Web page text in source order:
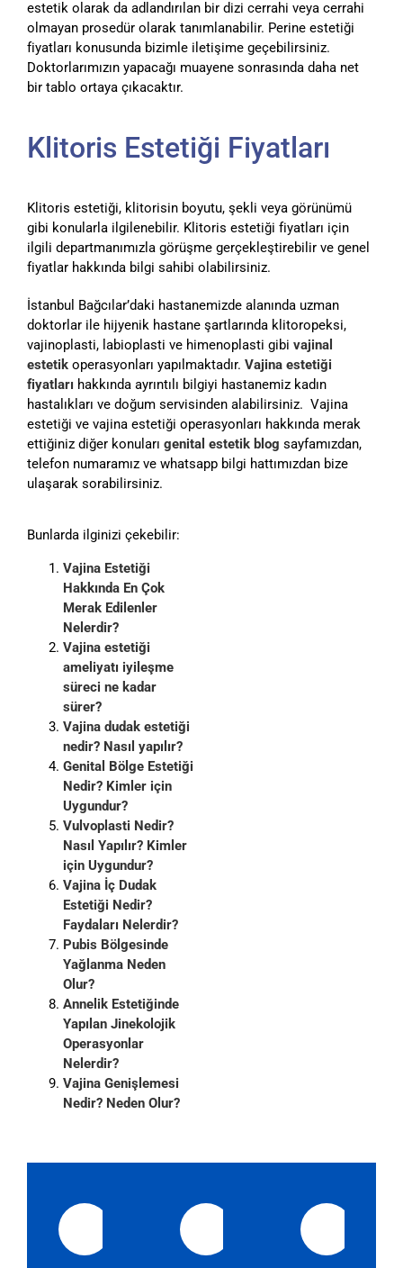
estetik olarak da adlandırılan bir dizi cerrahi veya cerrahi
olmayan prosedür olarak tanımlanabilir. Perine estetiği
fiyatları konusunda bizimle iletişime geçebilirsiniz.
Doktorlarımızın yapacağı muayene sonrasında daha net
bir tablo ortaya çıkacaktır.
Klitoris Estetiği Fiyatları
Klitoris estetiği, klitorisin boyutu, şekli veya görünümü
gibi konularla ilgilenebilir. Klitoris estetiği fiyatları için
ilgili departmanımızla görüşme gerçekleştirebilir ve genel
fiyatlar hakkında bilgi sahibi olabilirsiniz.
İstanbul Bağcılar’daki hastanemizde alanında uzman
doktorlar ile hijyenik hastane şartlarında klitoropeksi,
vajinoplasti, labioplasti ve himenoplasti gibi vajinal
estetik operasyonları yapılmaktadır. Vajina estetiği
fiyatları hakkında ayrıntılı bilgiyi hastanemiz kadın
hastalıkları ve doğum servisinden alabilirsiniz. Vajina
estetiği ve vajina estetiği operasyonları hakkında merak
ettiğiniz diğer konuları genital estetik blog sayfamızdan,
telefon numaramız ve whatsapp bilgi hattımızdan bize
ulaşarak sorabilirsiniz.
Bunlarda ilginizi çekebilir:
Vajina Estetiği
Hakkında En Çok
Merak Edilenler
Nelerdir?
Vajina estetiği
ameliyatı iyileşme
süreci ne kadar
sürer?
Vajina dudak estetiği
nedir? Nasıl yapılır?
Genital Bölge Estetiği
Nedir? Kimler için
Uygundur?
Vulvoplasti Nedir?
Nasıl Yapılır? Kimler
için Uygundur?
Vajina İç Dudak
Estetiği Nedir?
Faydaları Nelerdir?
Pubis Bölgesinde
Yağlanma Neden
Olur?
Annelik Estetiğinde
Yapılan Jinekolojik
Operasyonlar
Nelerdir?
Vajina Genişlemesi
Nedir? Neden Olur?